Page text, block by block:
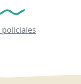
policiales